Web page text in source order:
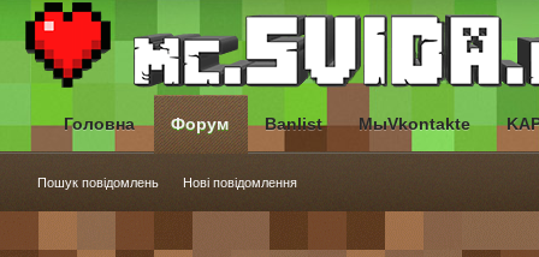
Головна Форум
Пошук повідомлень Нові повідомлення
Banlist МыVkontakte